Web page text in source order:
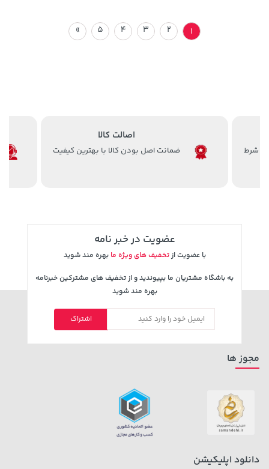
1
2
3
4
5
»
اصالت کالا
ضمانت اصل بودن کالا با بهترین کیفیت
عضویت در خبر نامه
با عضویت ازتخفیف های ویژه ما بهره مند شوید
به باشگاه مشتریان ما بپیوندید و از تخفیف های مشترکین خبرنامه
بهره مند شوید
اشتراک
مجوز ها
دانلود اپلیکیشن